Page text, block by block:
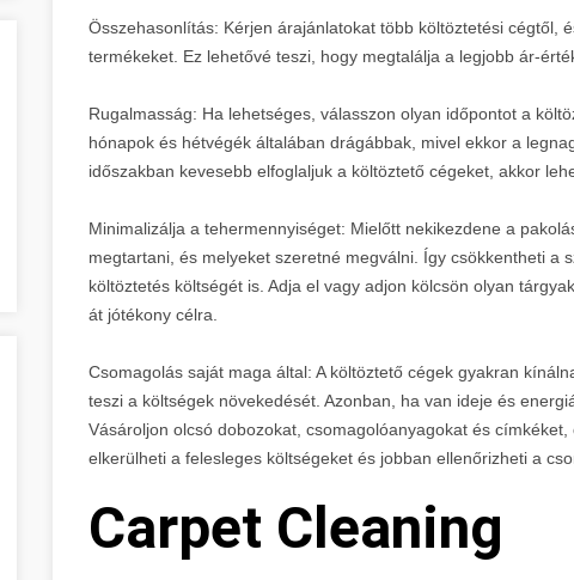
Összehasonlítás: Kérjen árajánlatokat több költöztetési cégtől,
termékeket. Ez lehetővé teszi, hogy megtalálja a legjobb ár-
Rugalmasság: Ha lehetséges, válasszon olyan időpontot a
hónapok és hétvégék általában drágábbak, mivel ekkor a
időszakban kevesebb elfoglaljuk a költöztető cégeket, akkor
Minimalizálja a tehermennyiséget: Mielőtt nekikezdene a
megtartani, és melyeket szeretné megválni. Így csökkentheti a
költöztetés költségét is. Adja el vagy adjon kölcsön olyan
át jótékony célra.
Csomagolás saját maga által: A költöztető cégek gyakran
teszi a költségek növekedését. Azonban, ha van ideje és
Vásároljon olcsó dobozokat, csomagolóanyagokat és
elkerülheti a felesleges költségeket és jobban ellenőrizheti a
Carpet Cleaning